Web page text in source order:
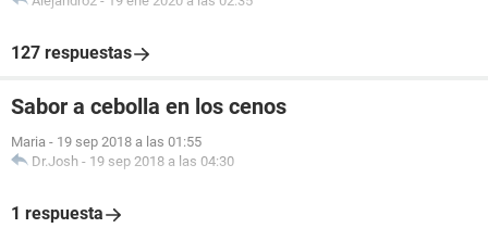
127 respuestas
Sabor a cebolla en los cenos
Maria - 19 sep 2018 a las 01:55
Dr.Josh - 19 sep 2018 a las 04:30
1 respuesta